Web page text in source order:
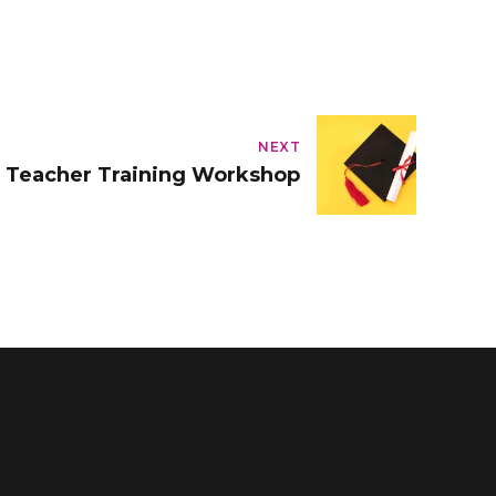
NEXT
Teacher Training Workshop